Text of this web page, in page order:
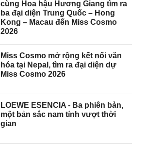
cùng Hoa hậu Hương Giang tìm ra
ba đại diện Trung Quốc – Hong
Kong – Macau đến Miss Cosmo
2026
Miss Cosmo mở rộng kết nối văn
hóa tại Nepal, tìm ra đại diện dự
Miss Cosmo 2026
LOEWE ESENCIA - Ba phiên bản,
một bản sắc nam tính vượt thời
gian